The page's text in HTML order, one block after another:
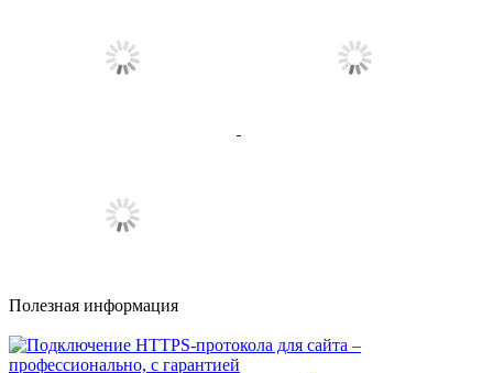
Полезная информация